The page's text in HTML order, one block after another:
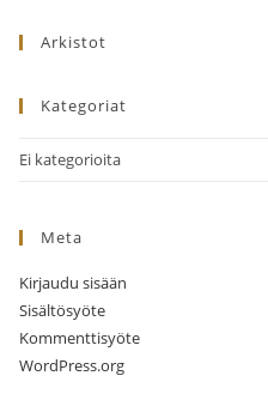
Arkistot
Kategoriat
Ei kategorioita
Meta
Kirjaudu sisään
Sisältösyöte
Kommenttisyöte
WordPress.org